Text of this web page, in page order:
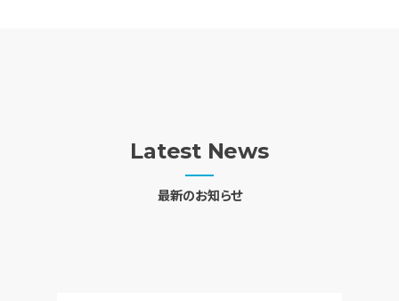
Latest News
最新のお知らせ